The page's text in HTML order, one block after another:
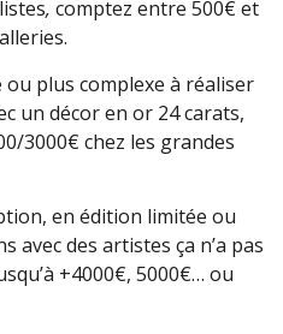
, comptez entre 500€ et
plus complexe à réaliser
un décor en or 24 carats,
3000€ chez les grandes
en édition limitée ou
avec des artistes ça n’a pas
+4000€, 5000€… ou